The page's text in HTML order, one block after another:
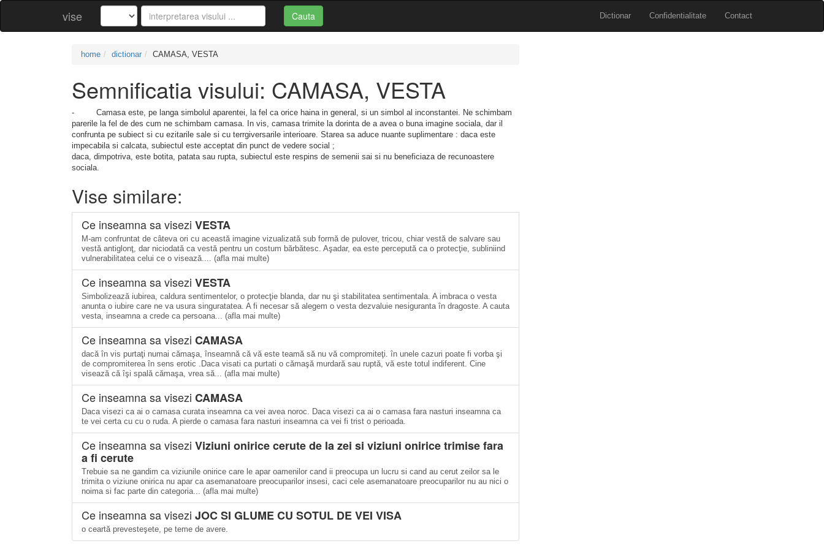
vise Dictionar Confidentialitate Contact
Cauta
home dictionar CAMASA, VESTA
Semnificatia visului: CAMASA, VESTA
- Camasa este, pe langa simbolul aparentei, la fel ca orice haina in general, si un simbol al inconstantei. Ne schimbam
parerile la fel de des cum ne schimbam camasa. In vis, camasa trimite la dorinta de a avea o buna imagine sociala, dar il
confrunta pe subiect si cu ezitarile sale si cu terrgiversarile interioare. Starea sa aduce nuante suplimentare : daca este
impecabila si calcata, subiectul este acceptat din punct de vedere social ;
daca, dimpotriva, este botita, patata sau rupta, subiectul este respins de semenii sai si nu beneficiaza de recunoastere
sociala.
Vise similare:
Ce inseamna sa visezi VESTA
M-am confruntat de câteva ori cu această imagine vizualizată sub formă de pulover, tricou, chiar vestă de salvare sau
vestă antiglonţ, dar niciodată ca vestă pentru un costum bărbătesc. Aşadar, ea este percepută ca o protecţie, subliniind
vulnerabilitatea celui ce o visează.... (afla mai multe)
Ce inseamna sa visezi VESTA
Simbolizează iubirea, caldura sentimentelor, o protecţie blanda, dar nu şi stabilitatea sentimentala. A imbraca o vesta
anunta o iubire care ne va usura singuratatea. A fi necesar să alegem o vesta dezvaluie nesiguranta în dragoste. A cauta
vesta, inseamna a crede ca persoana... (afla mai multe)
Ce inseamna sa visezi CAMASA
dacă în vis purtaţi numai cămaşa, înseamnă că vă este teamă să nu vă compromiteţi. în unele cazuri poate fi vorba şi
de compromiterea în sens erotic .Daca visati ca purtati o cămaşă murdară sau ruptă, vă este totul indiferent. Cine
visează că îşi spală cămaşa, vrea să... (afla mai multe)
Ce inseamna sa visezi CAMASA
Daca visezi ca ai o camasa curata inseamna ca vei avea noroc. Daca visezi ca ai o camasa fara nasturi inseamna ca
te vei certa cu cu o ruda. A pierde o camasa fara nasturi inseamna ca vei fi trist o perioada.
Ce inseamna sa visezi Viziuni onirice cerute de la zei si viziuni onirice trimise fara
a fi cerute
Trebuie sa ne gandim ca viziunile onirice care le apar oamenilor cand ii preocupa un lucru si cand au cerut zeilor sa le
trimita o viziune onirica nu apar ca asemanatoare preocuparilor insesi, caci cele asemanatoare preocuparilor nu au nici o
noima si fac parte din categoria... (afla mai multe)
Ce inseamna sa visezi JOC SI GLUME CU SOTUL DE VEI VISA
o ceartă prevesteşete, pe teme de avere.